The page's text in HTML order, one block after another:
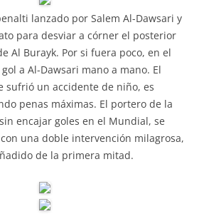
lanzado por Salem Al-Dawsari y
para desviar a córner el posterior
Al Burayk. Por si fuera poco, en el
a Al-Dawsari mano a mano. El
sufrió un accidente de niño, es
penas máximas. El portero de la
encajar goles en el Mundial, se
con una doble intervención milagrosa,
de la primera mitad.